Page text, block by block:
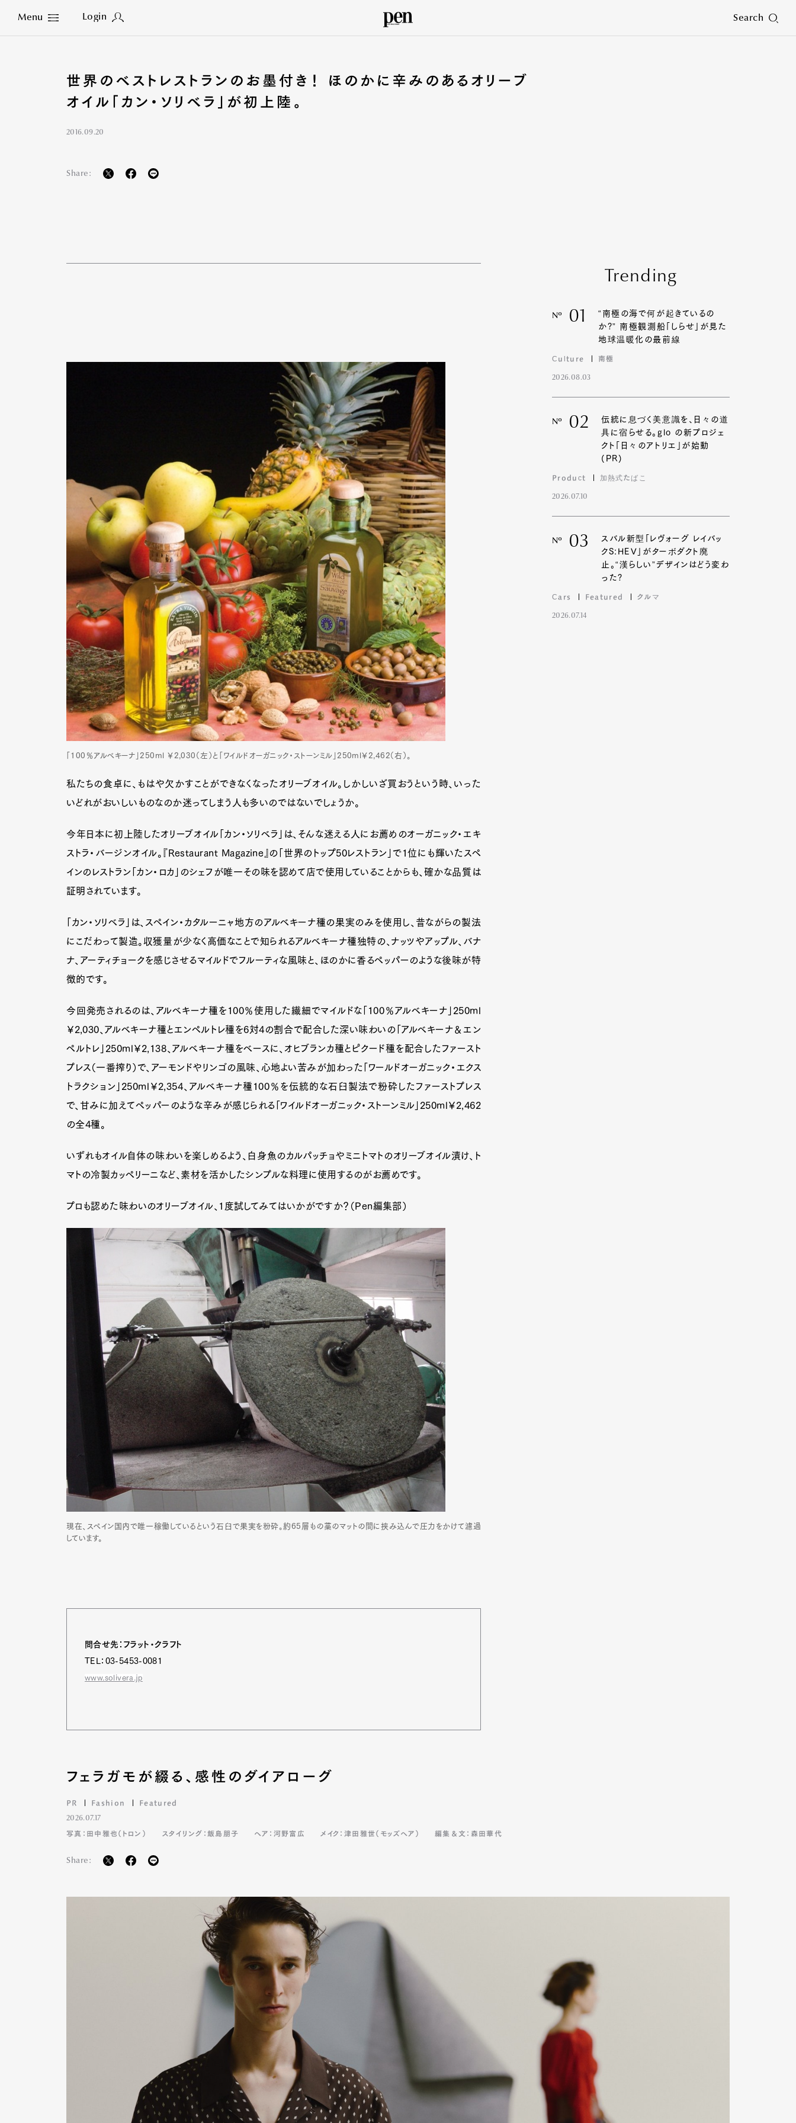
Menu Login Search
Close
Art&Design
Fashion
Gourmet
Cars Product
Lifestyle
Pen Membership Magazine Official Columnist
Pen Meet Pen international Pen tw
世界のベストレストランのお墨付き！ ほのかに辛みのあるオリーブ
オイル「カン・ソリベラ」が初上陸。
2016.09.20
Share:
「100％アルベキーナ」250ml ￥2,030（左）と「ワイルドオーガニック・ストーンミル」250ml￥2,462（右）。
私たちの食卓に、もはや欠かすことができなくなったオリーブオイル。しかしいざ買おうという時、いった
いどれがおいしいものなのか迷ってしまう人も多いのではないでしょうか。
今年日本に初上陸したオリーブオイル「カン・ソリベラ」は、そんな迷える人にお薦めのオーガニック・エキ
ストラ・バージンオイル。『Restaurant Magazine』の「世界のトップ50レストラン」で1位にも輝いたスペ
インのレストラン「カン・ロカ」のシェフが唯一その味を認めて店で使用していることからも、確かな品質は
証明されています。
「カン・ソリベラ」は、スペイン・カタルーニャ地方のアルベキーナ種の果実のみを使用し、昔ながらの製法
にこだわって製造。収獲量が少なく高価なことで知られるアルベキーナ種独特の、ナッツやアップル、バナ
ナ、アーティチョークを感じさせるマイルドでフルーティな風味と、ほのかに香るペッパーのような後味が特
徴的です。
今回発売されるのは、アルベキーナ種を100％使用した繊細でマイルドな「100％アルベキーナ」250ml
￥2,030、アルベキーナ種とエンペルトレ種を6対4の割合で配合した深い味わいの「アルベキーナ＆エン
ペルトレ」250ml￥2,138、アルベキーナ種をベースに、オヒブランカ種とピクード種を配合したファースト
プレス（一番搾り）で、アーモンドやリンゴの風味、心地よい苦みが加わった「ワールドオーガニック・エクス
トラクション」250ml￥2,354、アルベキーナ種100％を伝統的な石臼製法で粉砕したファーストプレス
で、甘みに加えてペッパーのような辛みが感じられる「ワイルドオーガニック・ストーンミル」250ml￥2,462
の全4種。
いずれもオイル自体の味わいを楽しめるよう、白身魚のカルパッチョやミニトマトのオリーブオイル漬け、ト
マトの冷製カッペリーニなど、素材を活かしたシンプルな料理に使用するのがお薦めです。
プロも認めた味わいのオリーブオイル、1度試してみてはいかがですか？（Pen編集部）
現在、スペイン国内で唯一稼働しているという石臼で果実を粉砕。約65層もの藁のマットの間に挟み込んで圧力をかけて濾過
しています。
問合せ先：フラット・クラフト
TEL：03-5453-0081
www.solivera.jp
Trending
Nº 01
“南極の海で何が起きているの
か?” 南極観測船「しらせ」が見た
地球温暖化の最前線
Culture 南極
2026.08.03
Nº 02
伝統に息づく美意識を、日々の道
具に宿らせる。glo の新プロジェ
クト「日々のアトリエ」が始動
(PR)
Product 加熱式たばこ
2026.07.10
Nº 03
スバル新型「レヴォーグ レイバッ
クS:HEV」がターボダクト廃
止。“漢らしい”デザインはどう変わ
った?
Cars Featured クルマ
2026.07.14
フェラガモが綴る、感性のダイアローグ
PR Fashion Featured
2026.07.17
写真：田中雅也（トロン） スタイリング：飯島朋子 ヘア：河野富広 メイク：津田雅世（モッズヘア） 編集＆文：森田華代
Share: